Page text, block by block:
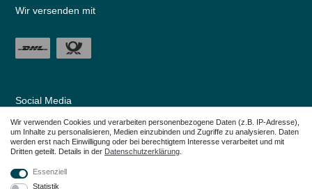
Wir versenden mit
Social Media
Wir verwenden Cookies und verarbeiten personenbezogene Daten (z.B. IP-Adresse),
um Inhalte zu personalisieren, Medien einzubinden und Zugriffe zu analysieren. Daten
werden erst nach Einwilligung oder bei berechtigtem Interesse verarbeitet und mit
Dritten geteilt. Details in der Daten­schutz­erklärung
Essenziell
Statistik